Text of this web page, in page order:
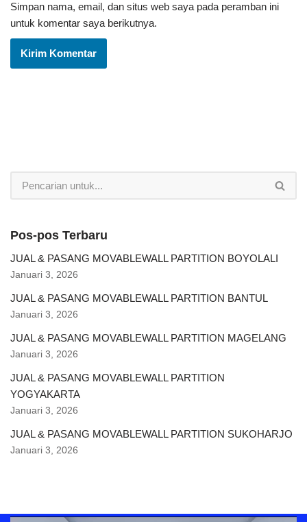
Simpan nama, email, dan situs web saya pada peramban ini
untuk komentar saya berikutnya.
Pos-pos Terbaru
JUAL & PASANG MOVABLEWALL PARTITION BOYOLALI
Januari 3, 2026
JUAL & PASANG MOVABLEWALL PARTITION BANTUL
Januari 3, 2026
JUAL & PASANG MOVABLEWALL PARTITION MAGELANG
Januari 3, 2026
JUAL & PASANG MOVABLEWALL PARTITION
YOGYAKARTA
Januari 3, 2026
JUAL & PASANG MOVABLEWALL PARTITION SUKOHARJO
Januari 3, 2026